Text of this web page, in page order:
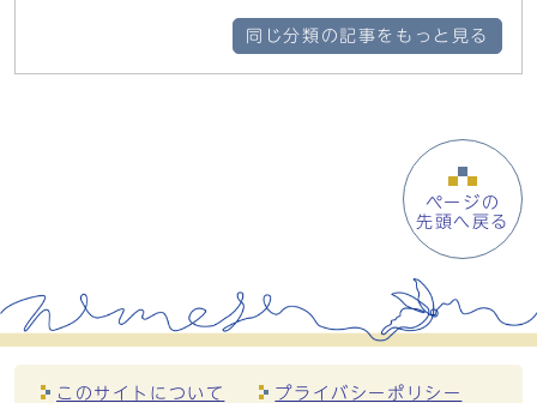
同じ分類の記事をもっと見る
ページの
先頭へ戻る
このサイトについて プライバシーポリシー